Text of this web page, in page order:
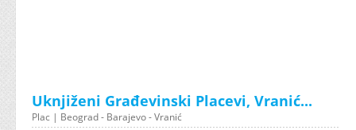
Uknjiženi Građevinski Placevi, Vranić...
Plac | Beograd - Barajevo - Vranić